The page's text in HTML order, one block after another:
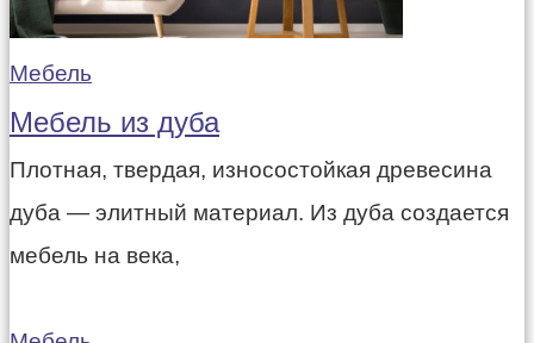
Мебель
Мебель из дуба
Плотная, твердая, износостойкая древесина
дуба — элитный материал. Из дуба создается
мебель на века,